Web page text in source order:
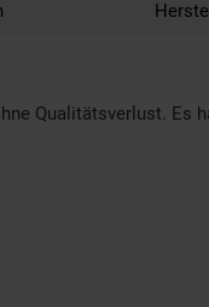
Qualitätsverlust.